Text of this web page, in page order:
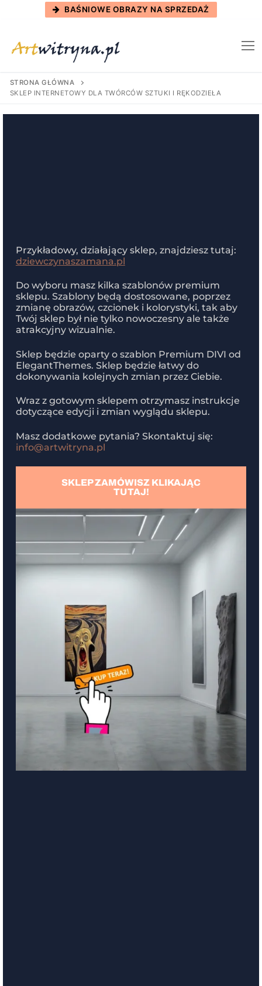
BAŚNIOWE OBRAZY NA SPRZEDAŻ
STRONA GŁÓWNA
SKLEP INTERNETOWY DLA TWÓRCÓW SZTUKI I RĘKODZIEŁA
Przykładowy, działający sklep, znajdziesz tutaj:
dziewczynaszamana.pl
Do wyboru masz kilka szablonów premium
sklepu. Szablony będą dostosowane, poprzez
zmianę obrazów, czcionek i kolorystyki, tak aby
Twój sklep był nie tylko nowoczesny ale także
atrakcyjny wizualnie.
Sklep będzie oparty o szablon Premium DIVI od
ElegantThemes. Sklep będzie łatwy do
dokonywania kolejnych zmian przez Ciebie.
Wraz z gotowym sklepem otrzymasz instrukcje
dotyczące edycji i zmian wyglądu sklepu.
Masz dodatkowe pytania? Skontaktuj się:
info@artwitryna.pl
SKLEP ZAMÓWISZ KLIKAJĄC
TUTAJ!